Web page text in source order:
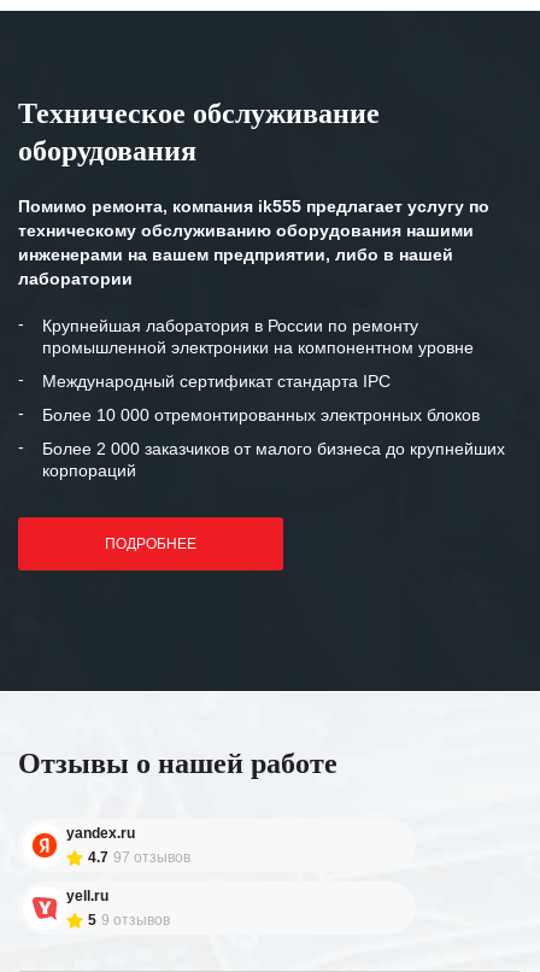
Техническое обслуживание
оборудования
Помимо ремонта, компания ik555 предлагает услугу по
техническому обслуживанию оборудования нашими
инженерами на вашем предприятии, либо в нашей
лаборатории
Крупнейшая лаборатория в России по ремонту
промышленной электроники на компонентном уровне
Международный сертификат стандарта IPC
Более 10 000 отремонтированных электронных блоков
Более 2 000 заказчиков от малого бизнеса до крупнейших
корпораций
ПОДРОБНЕЕ
Отзывы о нашей работе
yandex.ru
4.7 97 отзывов
yell.ru
5 9 отзывов